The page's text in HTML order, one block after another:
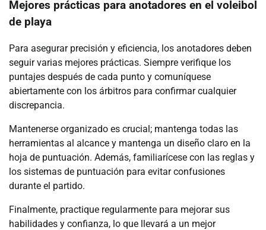
Mejores prácticas para anotadores en el voleibol
de playa
Para asegurar precisión y eficiencia, los anotadores deben
seguir varias mejores prácticas. Siempre verifique los
puntajes después de cada punto y comuníquese
abiertamente con los árbitros para confirmar cualquier
discrepancia.
Mantenerse organizado es crucial; mantenga todas las
herramientas al alcance y mantenga un diseño claro en la
hoja de puntuación. Además, familiarícese con las reglas y
los sistemas de puntuación para evitar confusiones
durante el partido.
Finalmente, practique regularmente para mejorar sus
habilidades y confianza, lo que llevará a un mejor